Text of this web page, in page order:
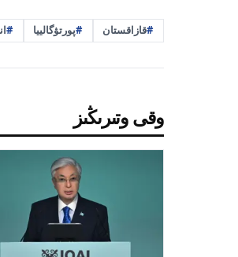
قازاقستان پورتۋگالييا
وقى وتىرىڭىز